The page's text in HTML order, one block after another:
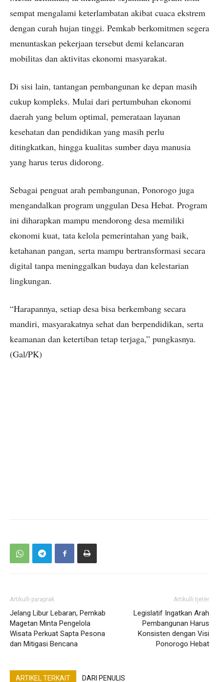
sempat mengalami keterlambatan akibat cuaca ekstrem
dengan curah hujan tinggi. Pemkab berkomitmen segera
menuntaskan pekerjaan tersebut demi kelancaran
mobilitas dan aktivitas ekonomi masyarakat.
Di sisi lain, tantangan pembangunan ke depan masih
cukup kompleks. Mulai dari pertumbuhan ekonomi
daerah yang belum optimal, pemerataan layanan
kesehatan dan pendidikan yang masih perlu
ditingkatkan, hingga kualitas sumber daya manusia
yang harus terus didorong.
Sebagai penguat arah pembangunan, Ponorogo juga
mengandalkan program unggulan Desa Hebat. Program
ini diharapkan mampu mendorong desa memiliki
ekonomi kuat, tata kelola pemerintahan yang baik,
ketahanan pangan, serta mampu bertransformasi secara
digital tanpa meninggalkan budaya dan kelestarian
lingkungan.
“Harapannya, setiap desa bisa berkembang secara
mandiri, masyarakatnya sehat dan berpendidikan, serta
keamanan dan ketertiban tetap terjaga,” pungkasnya.
(Gal/PK)
Artikulli paraprak
Jelang Libur Lebaran, Pemkab
Magetan Minta Pengelola
Wisata Perkuat Sapta Pesona
dan Mitigasi Bencana
Artikulli tjetër
Legislatif Ingatkan Arah
Pembangunan Harus
Konsisten dengan Visi
Ponorogo Hebat
ARTIKEL TERKAIT DARI PENULIS